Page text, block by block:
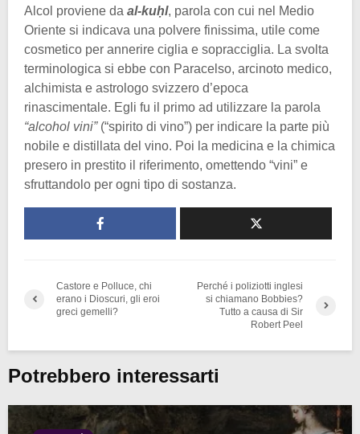
Alcol proviene da al-kuḥl, parola con cui nel Medio
Oriente si indicava una polvere finissima, utile come
cosmetico per annerire ciglia e sopracciglia. La svolta
terminologica si ebbe con Paracelso, arcinoto medico,
alchimista e astrologo svizzero d’epoca
rinascimentale. Egli fu il primo ad utilizzare la parola
“alcohol vini”(“spirito di vino”) per indicare la parte più
nobile e distillata del vino. Poi la medicina e la chimica
presero in prestito il riferimento, omettendo “vini” e
sfruttandolo per ogni tipo di sostanza.
Castore e Polluce, chi
erano i Dioscuri, gli eroi
greci gemelli?
Perché i poliziotti inglesi
si chiamano Bobbies?
Tutto a causa di Sir
Robert Peel
Potrebbero interessarti